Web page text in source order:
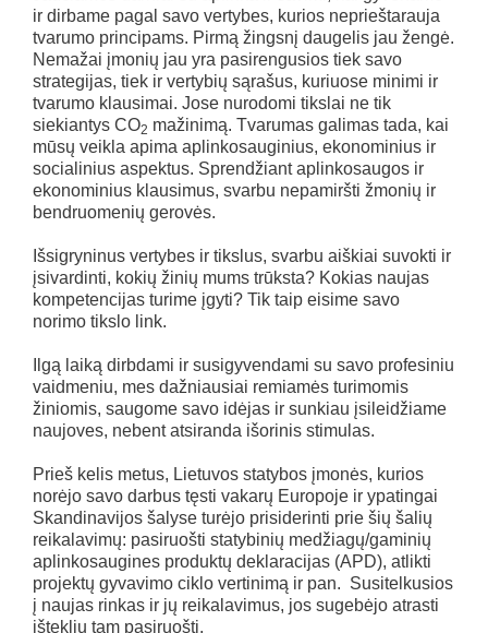
ir dirbame pagal savo vertybes, kurios neprieštarauja
tvarumo principams. Pirmą žingsnį daugelis jau žengė.
Nemažai įmonių jau yra pasirengusios tiek savo
strategijas, tiek ir vertybių sąrašus, kuriuose minimi ir
tvarumo klausimai. Jose nurodomi tikslai ne tik
siekiantys CO2 mažinimą. Tvarumas galimas tada, kai
mūsų veikla apima aplinkosauginius, ekonominius ir
socialinius aspektus. Sprendžiant aplinkosaugos ir
ekonominius klausimus, svarbu nepamiršti žmonių ir
bendruomenių gerovės.
Išsigryninus vertybes ir tikslus, svarbu aiškiai suvokti ir
įsivardinti, kokių žinių mums trūksta? Kokias naujas
kompetencijas turime įgyti? Tik taip eisime savo
norimo tikslo link.
Ilgą laiką dirbdami ir susigyvendami su savo profesiniu
vaidmeniu, mes dažniausiai remiamės turimomis
žiniomis, saugome savo idėjas ir sunkiau įsileidžiame
naujoves, nebent atsiranda išorinis stimulas.
Prieš kelis metus, Lietuvos statybos įmonės, kurios
norėjo savo darbus tęsti vakarų Europoje ir ypatingai
Skandinavijos šalyse turėjo prisiderinti prie šių šalių
reikalavimų: pasiruošti statybinių medžiagų/gaminių
aplinkosaugines produktų deklaracijas (APD), atlikti
projektų gyvavimo ciklo vertinimą ir pan. Susitelkusios
į naujas rinkas ir jų reikalavimus, jos sugebėjo atrasti
išteklių tam pasiruošti.